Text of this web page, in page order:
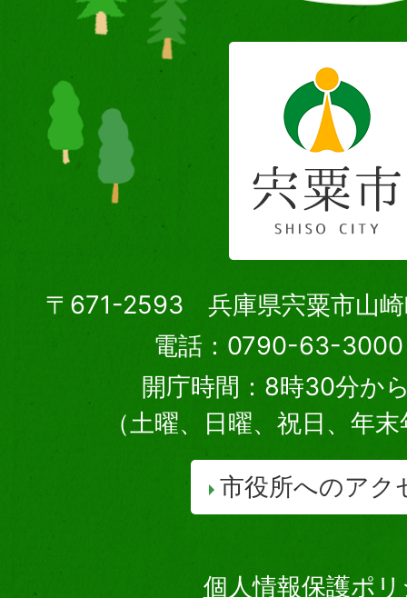
〒671-2593 兵庫県宍粟市山崎
電話：0790-63-3000
開庁時間：8時30分か
（土曜、日曜、祝日、年
市役所へのアク
個人情報保護ポ